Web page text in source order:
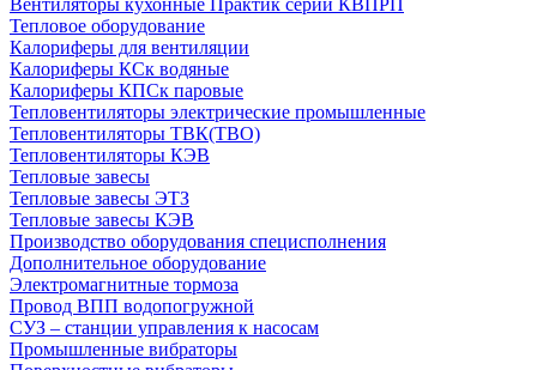
Вентиляторы кухонные Практик серии КВПРП
Тепловое оборудование
Калориферы для вентиляции
Калориферы КСк водяные
Калориферы КПСк паровые
Тепловентиляторы электрические промышленные
Тепловентиляторы ТВК(ТВО)
Тепловентиляторы КЭВ
Тепловые завесы
Тепловые завесы ЭТЗ
Тепловые завесы КЭВ
Производство оборудования специсполнения
Дополнительное оборудование
Электромагнитные тормоза
Провод ВПП водопогружной
СУЗ – станции управления к насосам
Промышленные вибраторы